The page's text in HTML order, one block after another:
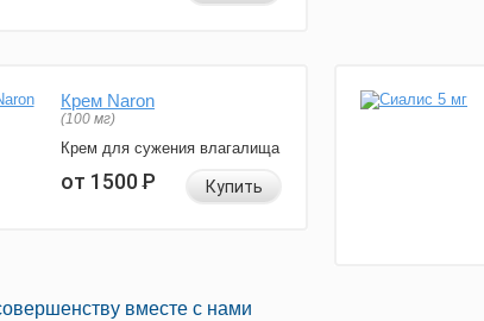
Крем Naron
(100 мг)
Крем для сужения влагалища
от 1500Р Купить
вместе с нами